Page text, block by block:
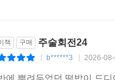
책 구매 주술회전24
b******3 2026-
에 뿌려두었던 떡밥이 드